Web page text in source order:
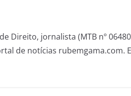
Direito, jornalista (MTB nº
de notícias rubemgama.com.